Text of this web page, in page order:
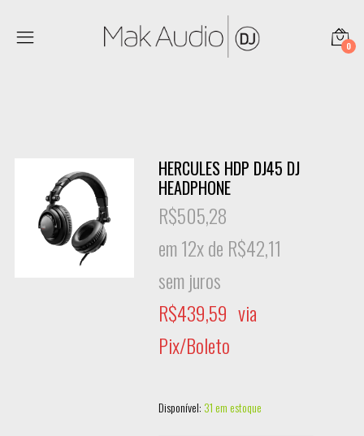
0
HERCULES HDP DJ45 DJ
HEADPHONE
R$505,28
em 12x de R$42,11
sem juros
R$439,59 via
Pix/Boleto
Disponível: 31 em estoque